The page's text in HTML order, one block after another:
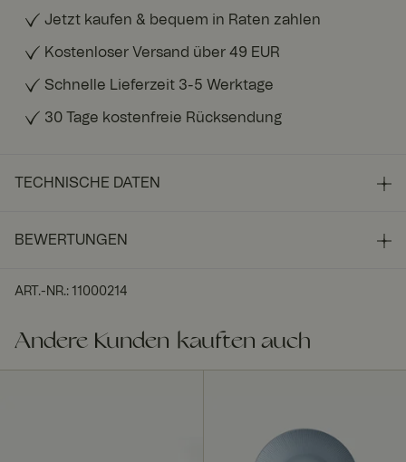
Jetzt kaufen & bequem in Raten zahlen
Kostenloser Versand über 49 EUR
Schnelle Lieferzeit 3-5 Werktage
30 Tage kostenfreie Rücksendung
TECHNISCHE DATEN
BEWERTUNGEN
ART.-NR.: 11000214
Andere Kunden kauften auch